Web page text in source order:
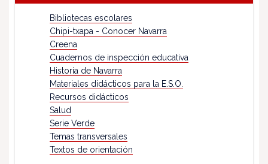
Bibliotecas escolares
Chipi-txapa - Conocer Navarra
Creena
Cuadernos de inspección educativa
Historia de Navarra
Materiales didácticos para la E.S.O.
Recursos didácticos
Salud
Serie Verde
Temas transversales
Textos de orientación